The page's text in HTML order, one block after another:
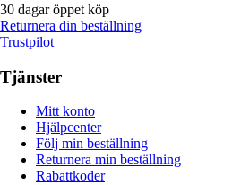
30 dagar öppet köp
Returnera din beställning
Trustpilot
Tjänster
Mitt konto
Hjälpcenter
Följ min beställning
Returnera min beställning
Rabattkoder